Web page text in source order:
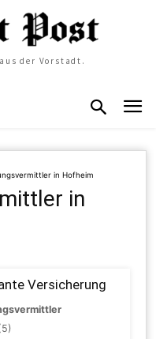
der Vorstadt.
in Hofheim
in
Versicherung